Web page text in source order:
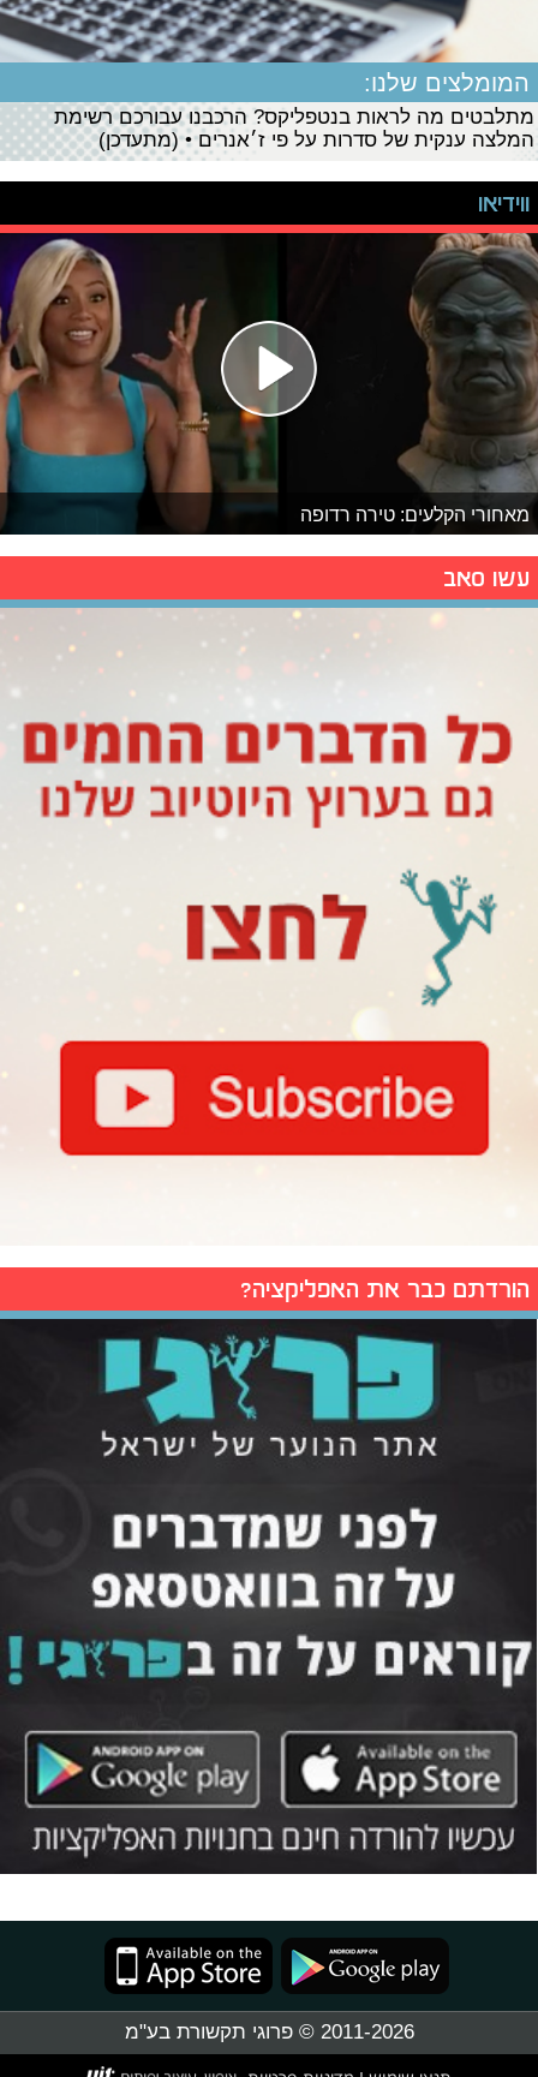
המומלצים שלנו:
מתלבטים מה לראות בנטפליקס? הרכבנו עבורכם רשימת
המלצה ענקית של סדרות על פי ז׳אנרים • (מתעדכן)
ווידיאו
מאחורי הקלעים: טירה רדופה
עשו סאב
הורדתם כבר את האפליקציה?
2011-2026 © פרוגי תקשורת בע"מ